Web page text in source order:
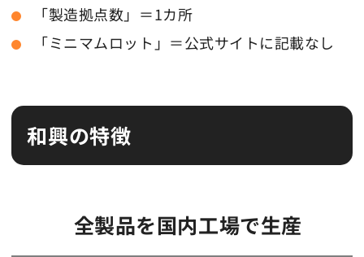
「製造拠点数」＝1カ所
「ミニマムロット」＝公式サイトに記載なし
和興の特徴
全製品を国内工場で生産